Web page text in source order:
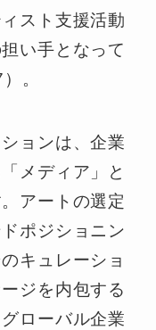
スト支援活動
い手となって
。
ョンは、企業
メディア」と
アートの選定
ポジショニン
キュレーショ
ジを内包する
ローバル企業